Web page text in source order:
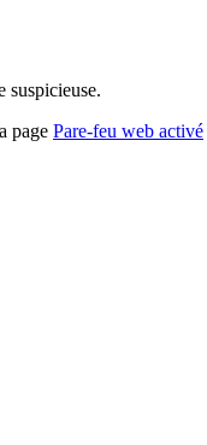
suspicieuse.
page Pare-feu web activé